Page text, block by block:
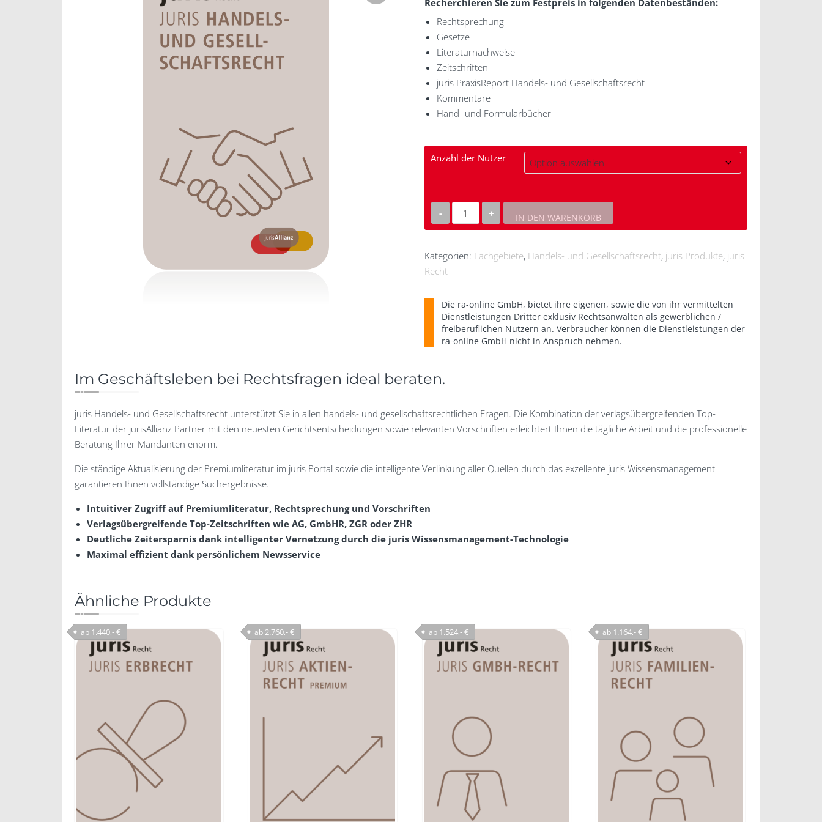
Recherchieren Sie zum Festpreis in folgenden Datenbeständen:
Rechtsprechung
Gesetze
Literaturnachweise
Zeitschriften
juris PraxisReport Handels- und Gesellschaftsrecht
Kommentare
Hand- und Formularbücher
Anzahl der Nutzer
juris
und
Gesellschaftsrecht
IN DEN WARENKORB
Kategorien: Fachgebiete, Handels- und Gesellschaftsrecht, juris Produkte, juris
Recht
Die ra-online GmbH, bietet ihre eigenen, sowie die von ihr vermittelten
Dienstleistungen Dritter exklusiv Rechtsanwälten als gewerblichen /
freiberuflichen Nutzern an. Verbraucher können die Dienstleistungen der
ra-online GmbH nicht in Anspruch nehmen.
Im Geschäftsleben bei Rechtsfragen ideal beraten.
juris Handels- und Gesellschaftsrecht unterstützt Sie in allen handels- und gesellschaftsrechtlichen Fragen. Die Kombination der verlagsübergreifenden Top-
Literatur der jurisAllianz Partner mit den neuesten Gerichtsentscheidungen sowie relevanten Vorschriften erleichtert Ihnen die tägliche Arbeit und die professionelle
Beratung Ihrer Mandanten enorm.
Die ständige Aktualisierung der Premiumliteratur im juris Portal sowie die intelligente Verlinkung aller Quellen durch das exzellente juris Wissensmanagement
garantieren Ihnen vollständige Suchergebnisse.
Intuitiver Zugriff auf Premiumliteratur, Rechtsprechung und Vorschriften
Verlagsübergreifende Top-Zeitschriften wie AG, GmbHR, ZGR oder ZHR
Deutliche Zeitersparnis dank intelligenter Vernetzung durch die juris Wissensmanagement-Technologie
Maximal effizient dank persönlichem Newsservice
Ähnliche Produkte
ab 1.440,- € ab 2.760,- € ab1.524,- € ab 1.164,- €